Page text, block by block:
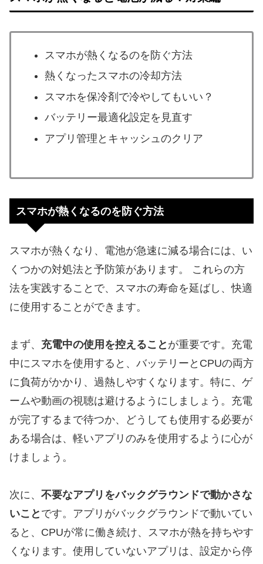
スマホが熱くなるのを防ぐ方法
熱くなったスマホの冷却方法
スマホを保冷剤で冷やしてもいい？
バッテリー最適化設定を見直す
アプリ管理とキャッシュのクリア
スマホが熱くなるのを防ぐ方法
スマホが熱くなり、電池が急速に減る場合には、い
くつかの対処法と予防策があります。 これらの方
法を実践することで、スマホの寿命を延ばし、快適
に使用することができます。
まず、 充電中の使用を控えること が重要です。充電
中にスマホを使用すると、バッテリーとCPUの両方
に負荷がかかり、過熱しやすくなります。特に、ゲ
ームや動画の視聴は避けるようにしましょう。充電
が完了するまで待つか、どうしても使用する必要が
ある場合は、軽いアプリのみを使用するように心が
けましょう。
次に、 不要なアプリをバックグラウンドで動かさな
いこと です。アプリがバックグラウンドで動いてい
ると、CPUが常に働き続け、スマホが熱を持ちやす
くなります。使用していないアプリは、設定から停